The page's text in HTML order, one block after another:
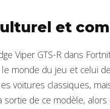
et
Viper GTS-R dans
monde du jeu et celui
voitures classiques,
sortie de ce modèle,